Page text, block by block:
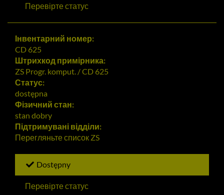
Перевірте статус
Інвентарний номер:
CD 625
Штрихкод примірника:
ZS Progr. komput. / CD 625
Статус:
dostępna
Фізичний стан:
stan dobry
Підтримувані відділи:
Перегляньте список ZS
Dostępny
Перевірте статус